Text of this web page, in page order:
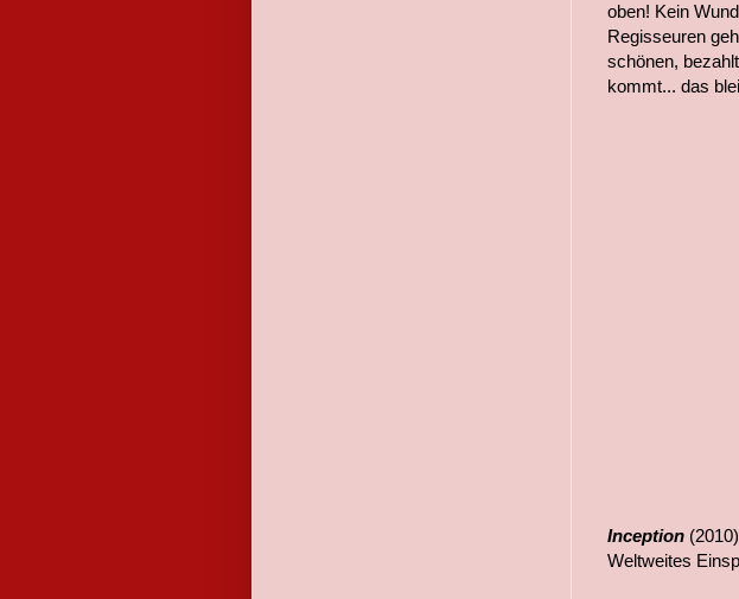
oben! Kein
Regisseuren
schönen,
kommt... das
Inception (2010)
Weltweites